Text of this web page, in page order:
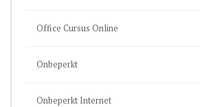
Office Cursus Online
Onbeperkt
Onbeperkt Internet